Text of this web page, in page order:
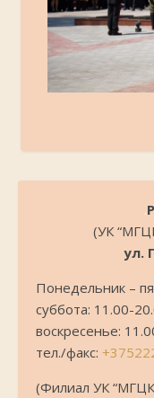
.
(УК
ул.
Понедельник –
суббота: 11.00-
воскресенье:
тел./факс:
(Филиал УК